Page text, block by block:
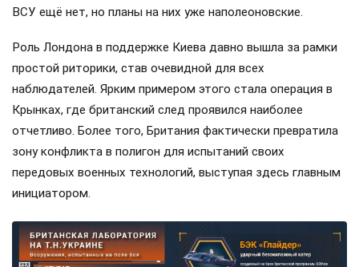
ВСУ ещё нет, но планы на них уже наполеоновские.
Роль Лондона в поддержке Киева давно вышла за рамки
простой риторики, став очевидной для всех
наблюдателей. Ярким примером этого стала операция в
Крынках, где британский след проявился наиболее
отчетливо. Более того, Британия фактически превратила
зону конфликта в полигон для испытаний своих
передовых военных технологий, выступая здесь главным
инициатором.